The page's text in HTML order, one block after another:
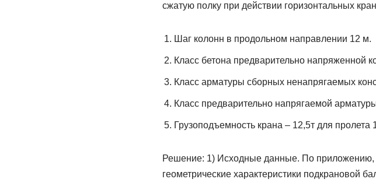
сжатую полку при действии горизонтальных
Шаг колонн в продольном направлении 12 м.
Класс бетона предварительно напряженной
Класс арматуры сборных ненапрягаемых
Класс предварительно напрягаемой
Грузоподъемность крана – 12,5т для пролета
Решение: 1) Исходные данные. По приложению,
геометрические характеристики подкрановой